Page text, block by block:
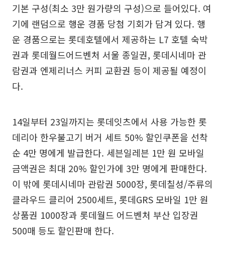
기본 구성(최소 3만 원가량의 구성)으로 들어있다. 여
기에 랜덤으로 행운 경품 당첨 기회가 담겨 있다. 행
운 경품으로는 롯데호텔에서 제공하는 L7 호텔 숙박
권과 롯데월드어드벤처 서울 종일권, 롯데시네마 관
람권과 엔제리너스 커피 교환권 등이 제공될 예정이
다.
14일부터 23일까지는 롯데잇츠에서 사용 가능한 롯
데리아 한우불고기 버거 세트 50% 할인쿠폰을 선착
순 4만 명에게 발급한다. 세븐일레븐 1만 원 모바일
금액권은 최대 20% 할인가에 3만 명에게 판매한다.
이 밖에 롯데시네마 관람권 5000장, 롯데칠성/주류의
클라우드 클리어 2500세트, 롯데GRS 모바일 1만 원
상품권 1000장과 롯데월드 어드벤처 부산 입장권
500매 등도 할인판매 한다.